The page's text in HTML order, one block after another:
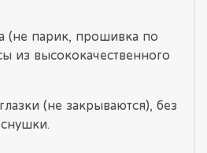
(не парик, прошивка по
из высококачественного
(не закрываются), без